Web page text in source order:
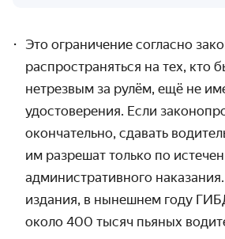
Это ограничение согласно
распространяться на тех, кто
нетрезвым за рулём, ещё не
удостоверения. Если
окончательно, сдавать
им разрешат только по
административного наказания.
издания, в нынешнем году
около 400 тысяч пьяных